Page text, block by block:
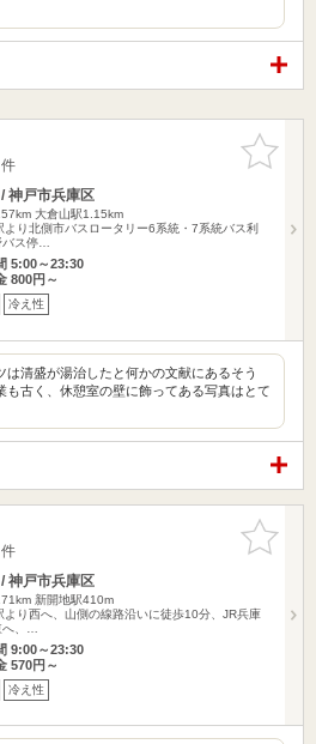
お気に入
りに追加
神戸市兵庫区
大倉山駅1.15km
より北側市バスロータリー6系統・7系統バス利
ス停…
5:00～23:30
800円～
冷え性
は清盛が湯治したと何かの文献にあるそう
も古く、休憩室の壁に飾ってある写真はとて
お気に入
りに追加
神戸市兵庫区
新開地駅410m
より西へ、山側の線路沿いに徒歩10分、JR兵庫
、…
9:00～23:30
570円～
冷え性